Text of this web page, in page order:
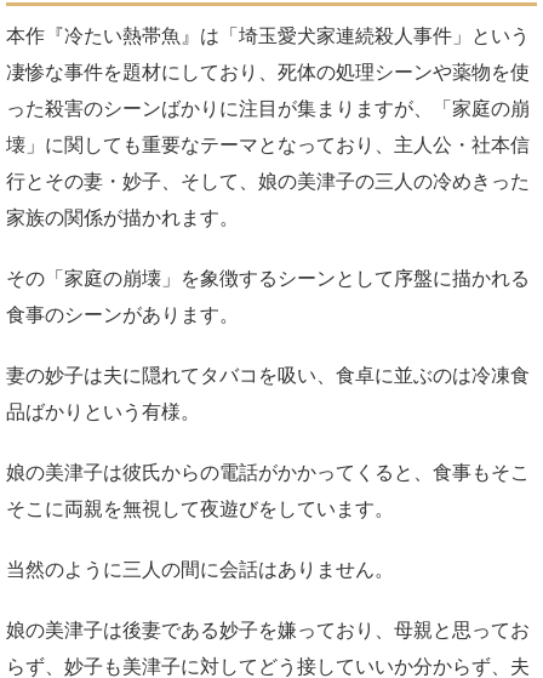
本作『冷たい熱帯魚』は「埼玉愛犬家連続殺人事件」という
凄惨な事件を題材にしており、死体の処理シーンや薬物を使
った殺害のシーンばかりに注目が集まりますが、「家庭の崩
壊」に関しても重要なテーマとなっており、主人公・社本信
行とその妻・妙子、そして、娘の美津子の三人の冷めきった
家族の関係が描かれます。
その「家庭の崩壊」を象徴するシーンとして序盤に描かれる
食事のシーンがあります。
妻の妙子は夫に隠れてタバコを吸い、食卓に並ぶのは冷凍食
品ばかりという有様。
娘の美津子は彼氏からの電話がかかってくると、食事もそこ
そこに両親を無視して夜遊びをしています。
当然のように三人の間に会話はありません。
娘の美津子は後妻である妙子を嫌っており、母親と思ってお
らず、妙子も美津子に対してどう接していいか分からず、夫